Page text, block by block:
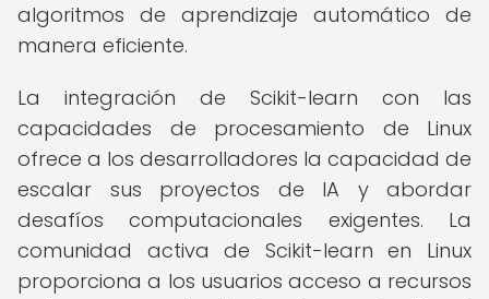
algoritmos de aprendizaje automático de
manera eficiente.
La integración de Scikit-learn con las
capacidades de procesamiento de Linux
ofrece a los desarrolladores la capacidad de
escalar sus proyectos de IA y abordar
desafíos computacionales exigentes. La
comunidad activa de Scikit-learn en Linux
proporciona a los usuarios acceso a recursos